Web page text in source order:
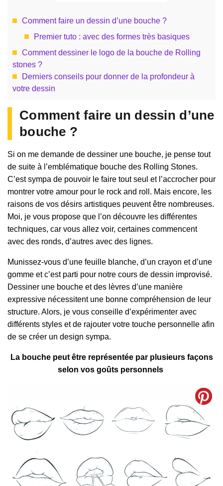
Comment faire un dessin d’une bouche ?
Premier tuto : avec des formes très basiques
Comment dessiner le logo de la bouche de Rolling
stones ?
Derniers conseils pour donner de la profondeur à
votre dessin
Comment faire un dessin d’une
bouche ?
Si on me demande de dessiner une bouche, je pense tout
de suite à l’emblématique bouche des Rolling Stones.
C’est sympa de pouvoir le faire tout seul et l’accrocher pour
montrer votre amour pour le rock and roll. Mais encore, les
raisons de vos désirs artistiques peuvent être nombreuses.
Moi, je vous propose que l’on découvre les différentes
techniques, car vous allez voir, certaines commencent
avec des ronds, d’autres avec des lignes.
Munissez-vous d’une feuille blanche, d’un crayon et d’une
gomme et c’est parti pour notre cours de dessin improvisé.
Dessiner une bouche et des lèvres d’une manière
expressive nécessitent une bonne compréhension de leur
structure. Alors, je vous conseille d’expérimenter avec
différents styles et de rajouter votre touche personnelle afin
de se créer un design sympa.
La bouche peut être représentée par plusieurs façons
selon vos goûts personnels